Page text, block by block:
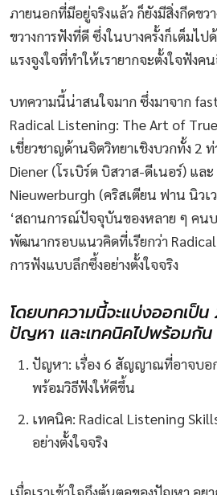
ภายนอกที่มีอยู่จริงแล้ว ก็ยังมีสิ่งกีดขว
ขวางการฟังที่ดี ซึ่งในบางครั้งก็เต็มไ
แรงจูงใจที่ทำให้เรายากจะตั้งใจฟังค
บทความนี้น่าสนใจมาก ซึ่งมาจาก
Radical Listening: The Art of
เชี่ยวชาญด้านจิตวิทยาเชิงบวกทั้ง 2
Diener (โรเบิร์ต บิสวาส-ดีเนอร์) แล
Nieuwerburgh (คริสเตียน ฟาน นิวเ
‘สถานการณ์ปัจจุบันของหลาย ๆ คนบ
พัฒนากรอบแนวคิดที่เรียกว่า
การฟังแบบลึกซึ้งอย่างตั้งใจจริง
โดยบทความนี้จะแบ่งออกเป็น
ปัญหา และเทคนิคไปพร้อมกัน
ปัญหา: เรื่อง 6 สัญญาณที่อาจบอ
พร้อมวิธีฟังให้ดีขึ้น
เทคนิค: Radical Listening
อย่างตั้งใจจริง
เมื่อเราเข้าใจถึงต้นตอของปัญหา อย